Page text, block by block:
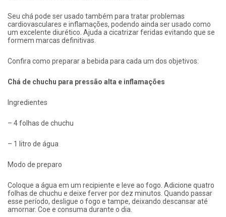
Seu chá pode ser usado também para tratar problemas
cardiovasculares e inflamações, podendo ainda ser usado como
um excelente diurético. Ajuda a cicatrizar feridas evitando que se
formem marcas definitivas.
Confira como preparar a bebida para cada um dos objetivos:
Chá de chuchu para pressão alta e inflamações
Ingredientes
– 4 folhas de chuchu
– 1 litro de água
Modo de preparo
Coloque a água em um recipiente e leve ao fogo. Adicione quatro
folhas de chuchu e deixe ferver por dez minutos. Quando passar
esse período, desligue o fogo e tampe, deixando descansar até
amornar. Coe e consuma durante o dia.